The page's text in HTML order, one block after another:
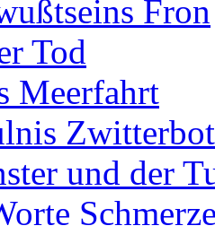
Fron
Tod
Meerfahrt
und der